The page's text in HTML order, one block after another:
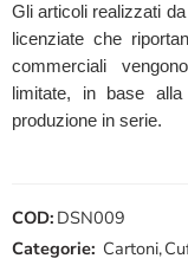
Gli articoli realizzati
licenziate che
commerciali
limitate, in base
produzione in serie.
COD: DSN009
Categorie: Cartoni,